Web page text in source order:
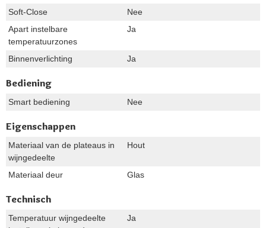
Soft-Close
Nee
Apart instelbare
temperatuurzones
Ja
Binnenverlichting Ja
Bediening
Smart bediening Nee
Eigenschappen
Materiaal van de plateaus in
wijngedeelte
Hout
Materiaal deur Glas
Technisch
Temperatuur wijngedeelte
Ja